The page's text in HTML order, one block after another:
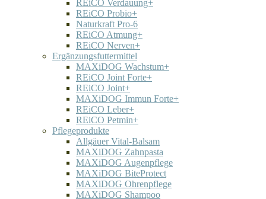
REiCO Verdauung+
REiCO Probio+
Naturkraft Pro-6
REiCO Atmung+
REiCO Nerven+
Ergänzungsfuttermittel
MAXiDOG Wachstum+
REiCO Joint Forte+
REiCO Joint+
MAXiDOG Immun Forte+
REiCO Leber+
REiCO Petmin+
Pflegeprodukte
Allgäuer Vital-Balsam
MAXiDOG Zahnpasta
MAXiDOG Augenpflege
MAXiDOG BiteProtect
MAXiDOG Ohrenpflege
MAXiDOG Shampoo